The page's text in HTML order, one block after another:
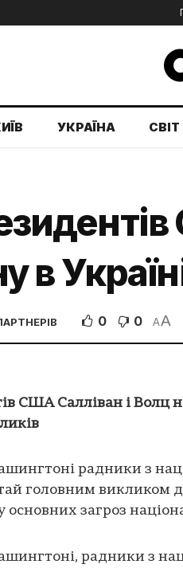
УКРАЇНА СВІТ
в
0 0 AA
США Салліван і Волц
радники з
головним викликом
основних загроз
радники з